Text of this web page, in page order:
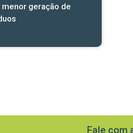
menor geração de
Fale com